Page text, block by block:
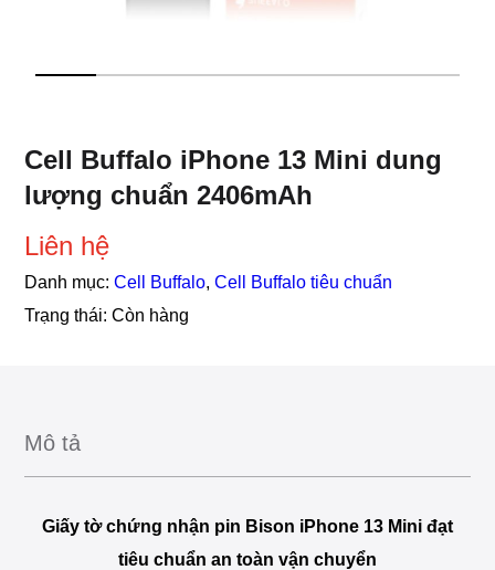
Cell Buffalo iPhone 13 Mini dung
lượng chuẩn 2406mAh
Liên hệ
Danh mục:Cell Buffalo,Cell Buffalo tiêu chuẩn
Trạng thái:Còn hàng
Mô tả
Giấy tờ chứng nhận pin Bison iPhone 13 Mini đạt
tiêu chuẩn an toàn vận chuyển